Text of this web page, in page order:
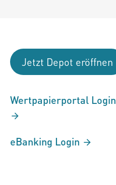
Jetzt Depot eröffnen
Wertpapierportal Login
eBanking Login